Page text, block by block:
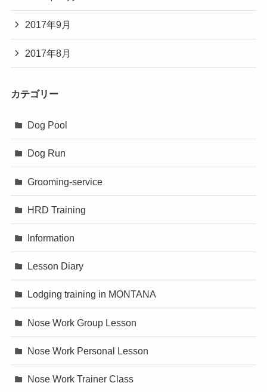
2017年9月
2017年8月
カテゴリー
Dog Pool
Dog Run
Grooming-service
HRD Training
Information
Lesson Diary
Lodging training in MONTANA
Nose Work Group Lesson
Nose Work Personal Lesson
Nose Work Trainer Class